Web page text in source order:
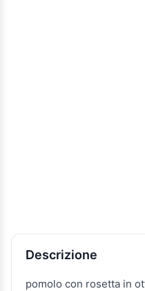
Descrizione e
Descrizione
pomolo con rosetta in